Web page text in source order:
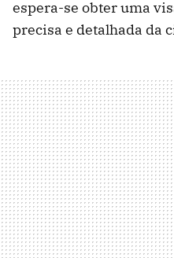
espera-se obter uma
precisa e detalhada da